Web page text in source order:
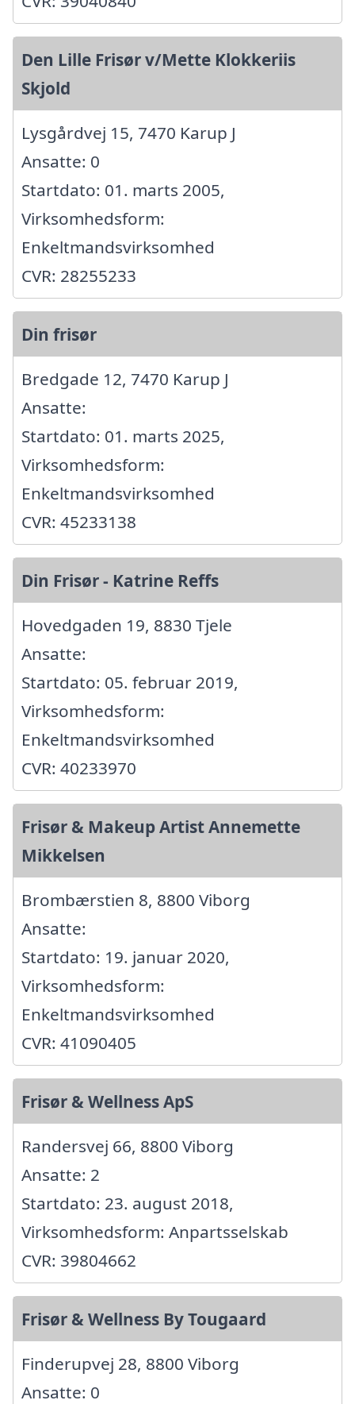
Den Lille Frisør v/Mette Klokkeriis
Skjold
Lysgårdvej 15, 7470 Karup J
Ansatte: 0
Startdato: 01. marts 2005,
Virksomhedsform:
Enkeltmandsvirksomhed
CVR: 28255233
Din frisør
Bredgade 12, 7470 Karup J
Ansatte:
Startdato: 01. marts 2025,
Virksomhedsform:
Enkeltmandsvirksomhed
CVR: 45233138
Din Frisør - Katrine Reffs
Hovedgaden 19, 8830 Tjele
Ansatte:
Startdato: 05. februar 2019,
Virksomhedsform:
Enkeltmandsvirksomhed
CVR: 40233970
Frisør & Makeup Artist Annemette
Mikkelsen
Brombærstien 8, 8800 Viborg
Ansatte:
Startdato: 19. januar 2020,
Virksomhedsform:
Enkeltmandsvirksomhed
CVR: 41090405
Frisør & Wellness ApS
Randersvej 66, 8800 Viborg
Ansatte: 2
Startdato: 23. august 2018,
Virksomhedsform: Anpartsselskab
CVR: 39804662
Frisør & Wellness By Tougaard
Finderupvej 28, 8800 Viborg
Ansatte: 0